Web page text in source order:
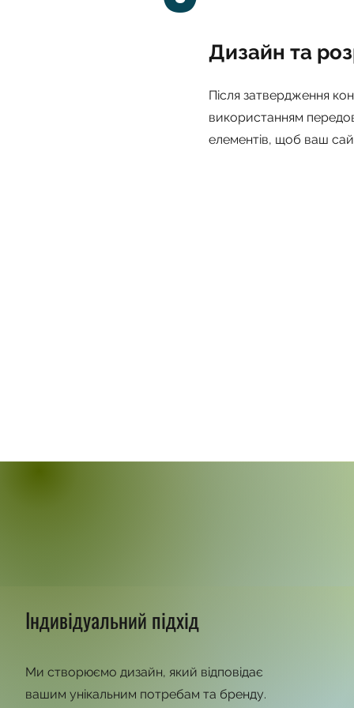
Дизайн та
Після затвердження
використанням
елементів, щоб ваш
Індивідуальний підхід
Ми створюємо дизайн, який відповідає
вашим унікальним потребам та бренду.